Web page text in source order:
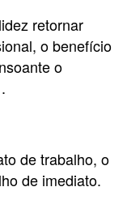
retornar
o benefício
o
de trabalho, o
de imediato.